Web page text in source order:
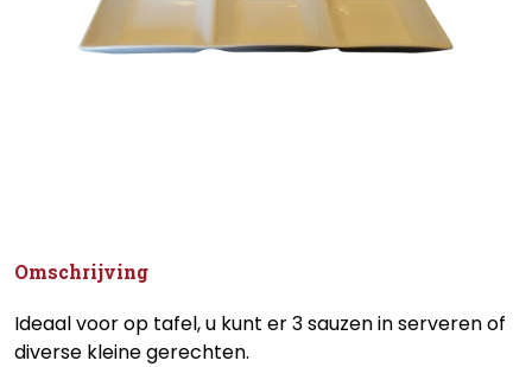
Omschrijving
Ideaal voor op tafel, u kunt er 3 sauzen in serveren of
diverse kleine gerechten.